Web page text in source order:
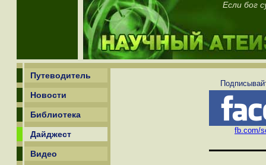
Если бог
Путеводитель
Новости
Библиотека
Дайджест
Видео
fb.com/